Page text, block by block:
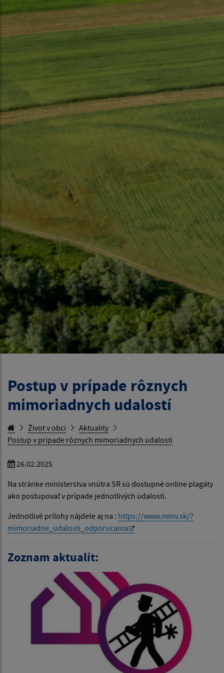
Postup v prípade rôznych
mimoriadnych udalostí
Život v obci
Aktuality
Postup v prípade rôznych mimoriadnych udalostí
26.02.2025
Na stránke ministerstva vnútra SR sú dostupné online plagáty
ako postupovať v prípade jednotlivých udalostí.
Jednotlivé prílohy nájdete aj na : https://www.minv.sk/?
mimoriadne_udalosti_odporucania
Zoznam aktualít: